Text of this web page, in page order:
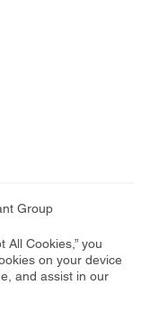
Group
All Cookies,” you
on your device
and assist in our